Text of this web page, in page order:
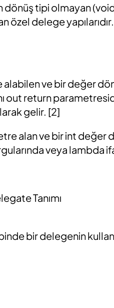
dönüş tipi olmayan
delege
alabilen ve bir değer
out return
gelir. [2]
alan ve bir int değer
veya lambda
Tanımı
bir delegenin